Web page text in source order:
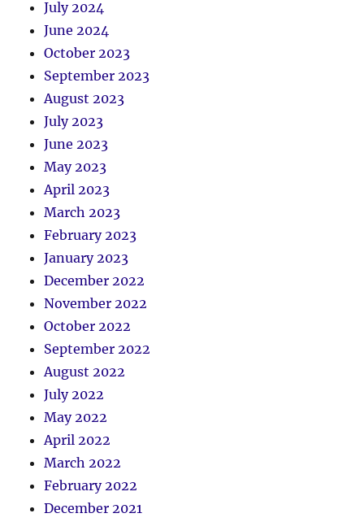
July 2024
June 2024
October 2023
September 2023
August 2023
July 2023
June 2023
May 2023
April 2023
March 2023
February 2023
January 2023
December 2022
November 2022
October 2022
September 2022
August 2022
July 2022
May 2022
April 2022
March 2022
February 2022
December 2021